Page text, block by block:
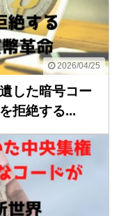
2026/04/25
した暗号コー
拒絶する...